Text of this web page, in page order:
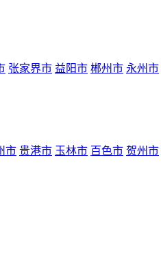
张家界市 益阳市 郴州市 永州市
市 贵港市 玉林市 百色市 贺州市